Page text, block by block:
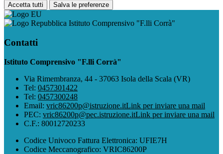
Accetta tutti Salva le preferenze
Istituto Comprensivo "F.lli Corrà"
Contatti
Istituto Comprensivo "F.lli Corrà"
Via Rimembranza, 44 - 37063 Isola della Scala (VR)
Tel: 0457301422
Tel: 0457300248
Email: vric86200p@istruzione.itLink per inviare una mail
PEC: vric86200p@pec.istruzione.itLink per inviare una mail
C.F.: 80012720233
Codice Univoco Fattura Elettronica: UFIE7H
Codice Meccanografico: VRIC86200P